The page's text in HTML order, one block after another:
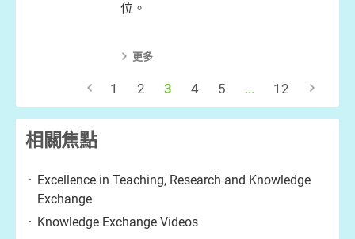
位。
更多
1 2 3 4 5 ... 12
相關焦點
Excellence in Teaching, Research and Knowledge
Exchange
Knowledge Exchange Videos